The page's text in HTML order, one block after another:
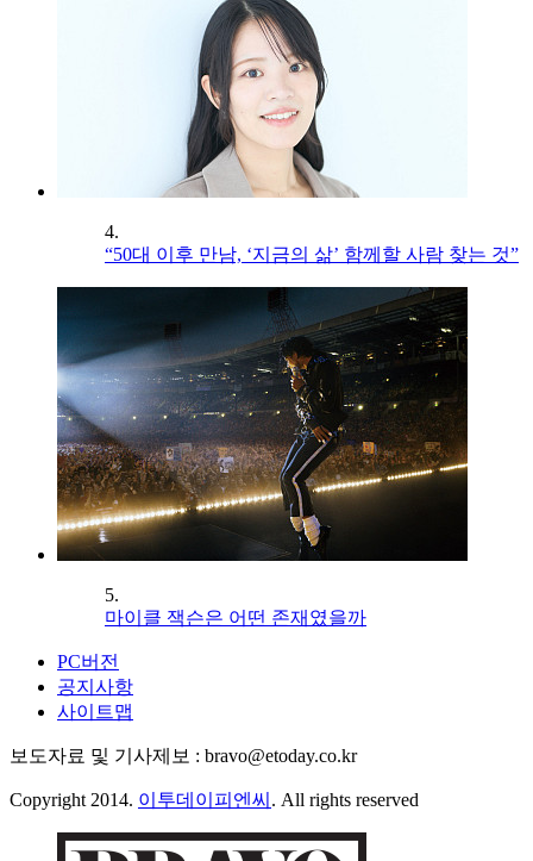
4.
“50대 이후 만남, ‘지금의 삶’ 함께할 사람 찾는 것”
5.
마이클 잭슨은 어떤 존재였을까
PC버전
공지사항
사이트맵
보도자료 및 기사제보 : bravo@etoday.co.kr
Copyright 2014. 이투데이피엔씨 . All rights reserved